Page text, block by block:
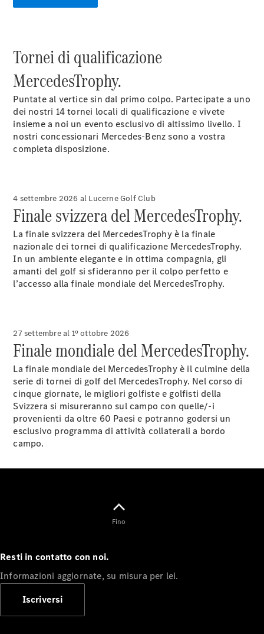
Berlina
EQS
Berlina
Classe E
Berlina
Classe S
Classe S
Lunga
Mercedes-
Configuratore
Mercedes-
Benz-Store
Prenotare
una prova
su strada
SUV & Fuoristrada
Toute i SUV
EQE
SUV
Elettrico
EQS
SUV
Elettrico
GLC
GLC Coupé
GLE
GLE Coupé
Tornei di qualificazione
MercedesTrophy.
Puntate al vertice sin dal primo colpo. Partecipate a uno
dei nostri 14 tornei locali di qualificazione e vivete
insieme a noi un evento esclusivo di altissimo livello. I
nostri concessionari Mercedes-Benz sono a vostra
completa disposizione.
4 settembre 2026 al Lucerne Golf Club
Finale svizzera del MercedesTrophy.
La finale svizzera del MercedesTrophy è la finale
nazionale dei tornei di qualificazione MercedesTrophy.
In un ambiente elegante e in ottima compagnia, gli
amanti del golf si sfideranno per il colpo perfetto e
l’accesso alla finale mondiale del MercedesTrophy.
27 settembre al 1º ottobre 2026
Finale mondiale del MercedesTrophy.
La finale mondiale del MercedesTrophy è il culmine della
serie di tornei di golf del MercedesTrophy. Nel corso di
cinque giornate, le migliori golfiste e golfisti della
Svizzera si misureranno sul campo con quelle/-i
provenienti da oltre 60 Paesi e potranno godersi un
esclusivo programma di attività collaterali a bordo
campo.
Fino
Resti in contatto con noi.
Informazioni aggiornate, su misura per lei.
Iscriversi